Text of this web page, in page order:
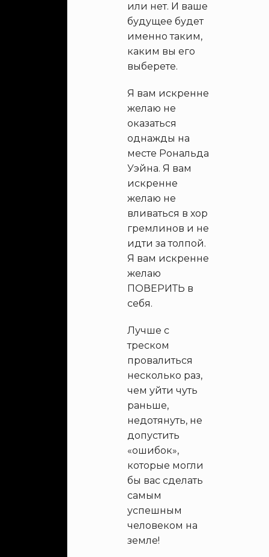
или нет. И ваше
будущее будет
именно таким,
каким вы его
выберете.
Я вам искренне
желаю не
оказаться
однажды на
месте Рональда
Уэйна. Я вам
искренне
желаю не
вливаться в хор
гремлинов и не
идти за толпой.
Я вам искренне
желаю
ПОВЕРИТЬ в
себя.
Лучше с
треском
провалиться
несколько раз,
чем уйти чуть
раньше,
недотянуть, не
допустить
«ошибок»,
которые могли
бы вас сделать
самым
успешным
человеком на
земле!